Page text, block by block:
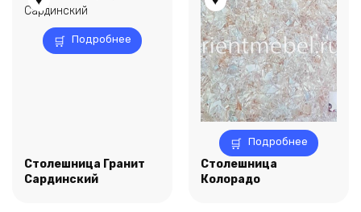
Подробнее
Столешница Гранит
Сардинский
Подробнее
Столешница
Колорадо